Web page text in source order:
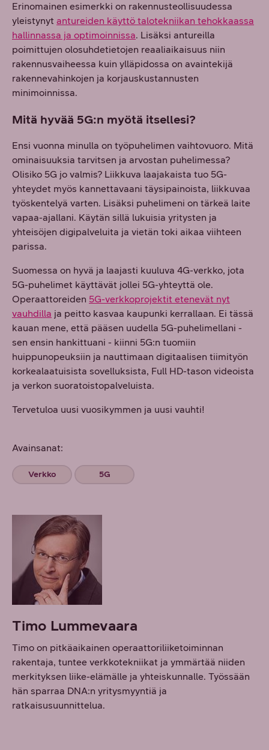
Erinomainen esimerkki on rakennusteollisuudessa
yleistynyt antureiden käyttö talotekniikan tehokkaassa
hallinnassa ja optimoinnissa. Lisäksi antureilla
poimittujen olosuhdetietojen reaaliaikaisuus niin
rakennusvaiheessa kuin ylläpidossa on avaintekijä
rakennevahinkojen ja korjauskustannusten
minimoinnissa.
Mitä hyvää 5G:n myötä itsellesi?
Ensi vuonna minulla on työpuhelimen vaihtovuoro. Mitä
ominaisuuksia tarvitsen ja arvostan puhelimessa?
Olisiko 5G jo valmis? Liikkuva laajakaista tuo 5G-
yhteydet myös kannettavaani täysipainoista, liikkuvaa
työskentelyä varten. Lisäksi puhelimeni on tärkeä laite
vapaa-ajallani. Käytän sillä lukuisia yritysten ja
yhteisöjen digipalveluita ja vietän toki aikaa viihteen
parissa.
Suomessa on hyvä ja laajasti kuuluva 4G-verkko, jota
5G-puhelimet käyttävät jollei 5G-yhteyttä ole.
Operaattoreiden 5G-verkkoprojektit etenevät nyt
vauhdilla ja peitto kasvaa kaupunki kerrallaan. Ei tässä
kauan mene, että pääsen uudella 5G-puhelimellani -
sen ensin hankittuani - kiinni 5G:n tuomiin
huippunopeuksiin ja nauttimaan digitaalisen tiimityön
korkealaatuisista sovelluksista, Full HD-tason videoista
ja verkon suoratoistopalveluista.
Tervetuloa uusi vuosikymmen ja uusi vauhti!
Avainsanat:
Verkko 5G
Timo Lummevaara
Timo on pitkäaikainen operaattoriliiketoiminnan
rakentaja, tuntee verkkotekniikat ja ymmärtää niiden
merkityksen liike-elämälle ja yhteiskunnalle. Työssään
hän sparraa DNA:n yritysmyyntiä ja
ratkaisusuunnittelua.